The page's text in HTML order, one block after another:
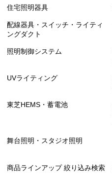
住宅照明器具
配線器具・スイッチ・ライティ
ングダクト
照明制御システム
UVライティング
東芝HEMS・蓄電池
舞台照明・スタジオ照明
商品ラインアップ 絞り込み検索